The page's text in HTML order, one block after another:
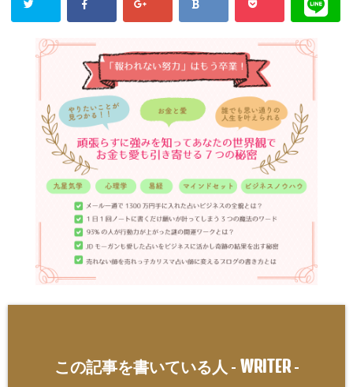
この記事を書いている人 - WRITER-